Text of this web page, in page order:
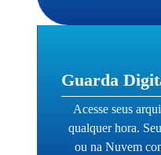
Guarda
Acesse seus
qualquer hora.
ou na Nuvem